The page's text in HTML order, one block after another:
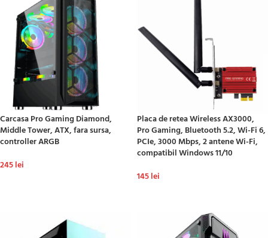
Carcasa Pro Gaming Diamond,
Middle Tower, ATX, fara sursa,
controller ARGB
245lei
Placa de retea Wireless AX3000,
Pro Gaming, Bluetooth 5.2, Wi-Fi 6,
PCIe, 3000 Mbps, 2 antene Wi-Fi,
compatibil Windows 11/10
145lei